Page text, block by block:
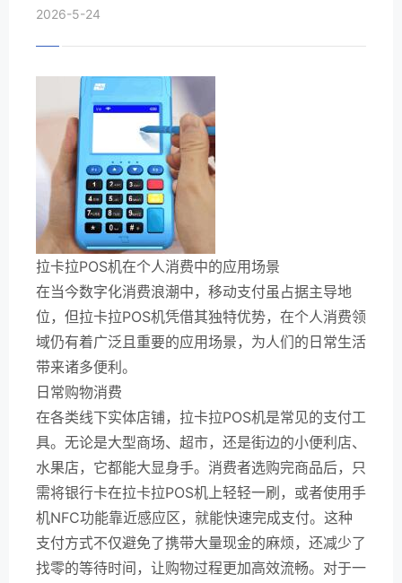
2026-5-24
拉卡拉POS机在个人消费中的应用场景
在当今数字化消费浪潮中，移动支付虽占据主导地
位，但拉卡拉POS机凭借其独特优势，在个人消费领
域仍有着广泛且重要的应用场景，为人们的日常生活
带来诸多便利。
日常购物消费
在各类线下实体店铺，拉卡拉POS机是常见的支付工
具。无论是大型商场、超市，还是街边的小便利店、
水果店，它都能大显身手。消费者选购完商品后，只
需将银行卡在拉卡拉POS机上轻轻一刷，或者使用手
机NFC功能靠近感应区，就能快速完成支付。这种
支付方式不仅避免了携带大量现金的麻烦，还减少了
找零的等待时间，让购物过程更加高效流畅。对于一